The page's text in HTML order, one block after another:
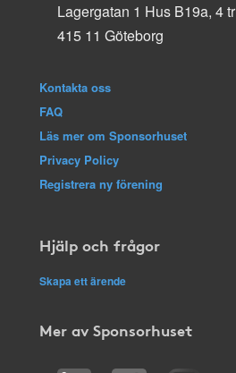
Lagergatan 1 Hus B19a, 4 tr
415 11 Göteborg
Kontakta oss
FAQ
Läs mer om Sponsorhuset
Privacy Policy
Registrera ny förening
Hjälp och frågor
Skapa ett ärende
Mer av Sponsorhuset